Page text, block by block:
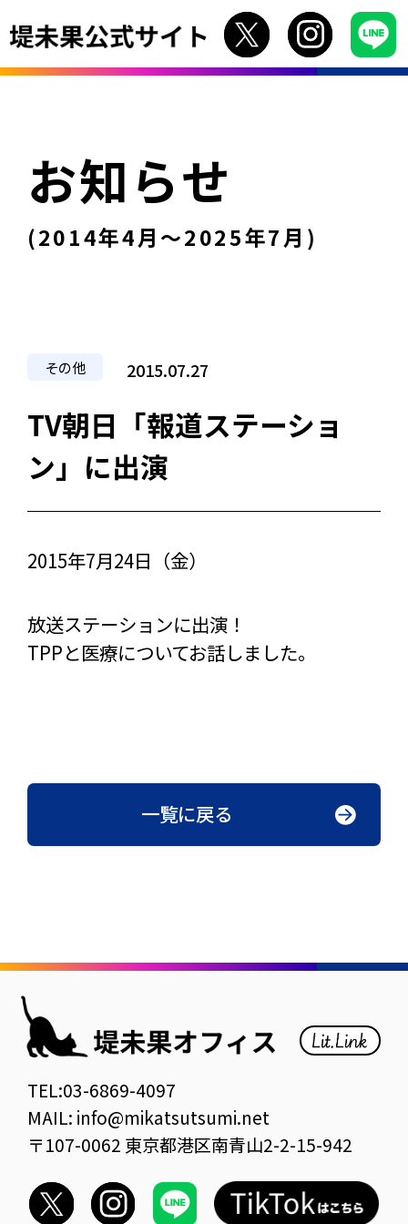
お知らせ
(2014年4月〜2025年7月)
その他 2015.07.27
TV朝日「報道ステーショ
ン」に出演
2015年7月24日（金）
放送ステーションに出演！
TPPと医療についてお話しました。
一覧に戻る
TEL:03-6869-4097
MAIL: info@mikatsutsumi.net
〒107-0062 東京都港区南青山2-2-15-942